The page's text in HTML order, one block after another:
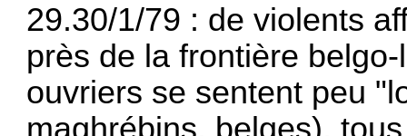
29.30/1/79 : de violents
près de la frontière
ouvriers se sentent peu
maghrébins, belges),